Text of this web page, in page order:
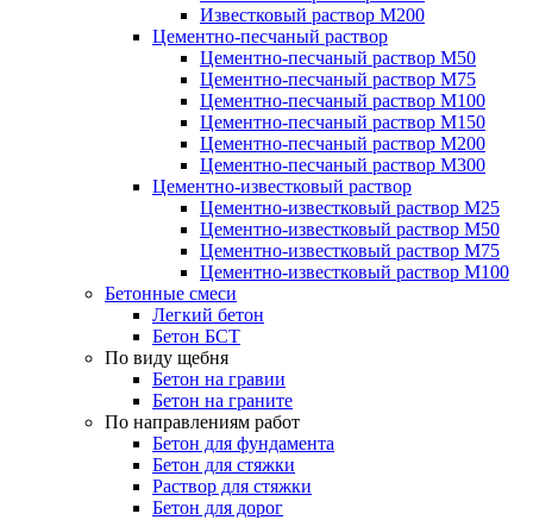
Известковый раствор М200
Цементно-песчаный раствор
Цементно-песчаный раствор М50
Цементно-песчаный раствор М75
Цементно-песчаный раствор М100
Цементно-песчаный раствор М150
Цементно-песчаный раствор М200
Цементно-песчаный раствор М300
Цементно-известковый раствор
Цементно-известковый раствор М25
Цементно-известковый раствор М50
Цементно-известковый раствор М75
Цементно-известковый раствор М100
Бетонные смеси
Легкий бетон
Бетон БСТ
По виду щебня
Бетон на гравии
Бетон на граните
По направлениям работ
Бетон для фундамента
Бетон для стяжки
Раствор для стяжки
Бетон для дорог